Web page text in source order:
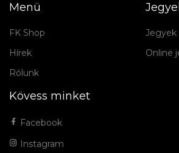
Menü
FK Shop
Hírek
Rólunk
Jegyek
Online
Kövess minket
Facebook
Instagram